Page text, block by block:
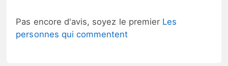
Pas encore d'avis, soyez le premier Les
personnes qui commentent